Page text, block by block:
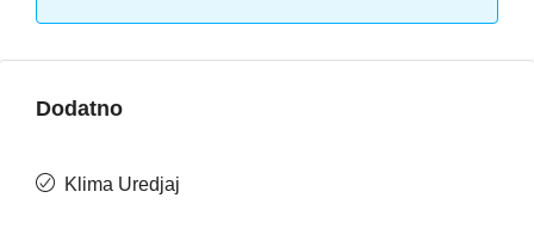
Dodatno
Klima Uredjaj